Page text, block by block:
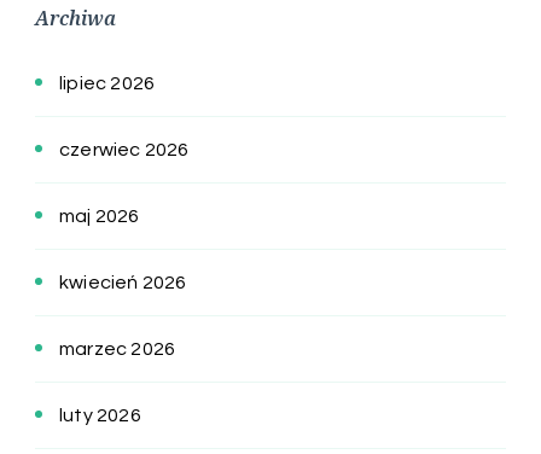
Archiwa
lipiec 2026
czerwiec 2026
maj 2026
kwiecień 2026
marzec 2026
luty 2026